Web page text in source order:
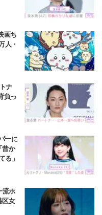
画ち
人・
ナ
負っ
ーに
昔か
る」
流ホ
区女